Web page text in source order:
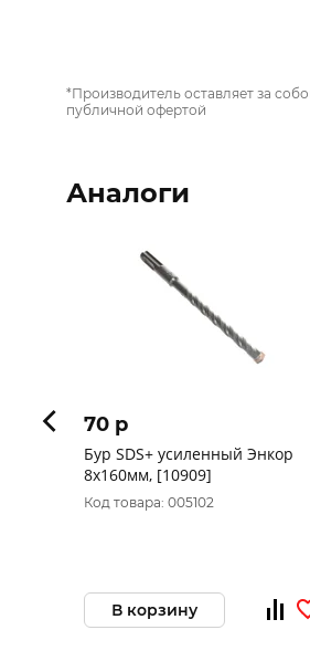
*Производитель оставляет за
публичной офертой
Аналоги
70 p
Бур SDS+ усиленный Энкор
8x160мм, [10909]
Код товара: 005102
В корзину